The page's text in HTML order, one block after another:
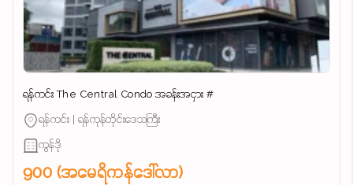
ရန်ကင်း The Central Condo အခန်းအငှား #
ရန်ကင်း | ရန်ကုန်တိုင်းဒေသကြီး
ကွန်ဒို
900 (အမေရိကန်ဒေါ်လာ)